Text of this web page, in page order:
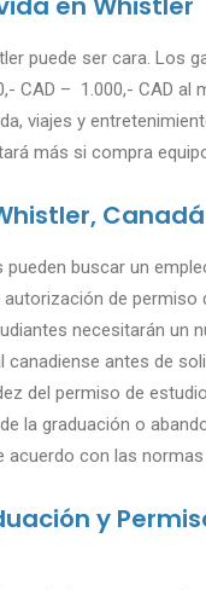
puede ser cara. Los
CAD – 1.000,- CAD al
viajes y
más si compra
Canadá
buscar un
de permiso
necesitarán un
canadiense antes de
del permiso de
la graduación o
acuerdo con las normas
y